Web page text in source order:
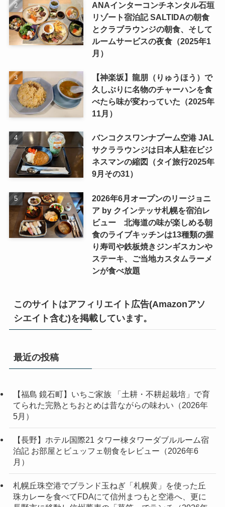
ANAインターコンチネンタル石垣
リゾート宿泊記 SALTIDAの朝食
とクラブラウンジの朝食、そして
ルームサービスの夜食（2025年1
月）
【神楽坂】龍朋（りゅうほう）で
久しぶりに名物のチャーハンを食
べたら味が変わっていた（2025年
11月）
バンコクスワンナプーム空港 JAL
サクララウンジは日本人駐在ビジ
ネスマンの縮図（タイ旅行2025年
9月その31）
2026年6月オープンのリージョニ
ア by クインテッサ札幌を宿泊レ
ビュー 北海道の味が楽しめる朝
食のライブキッチンは13種類の握
り寿司や鉄板焼きジンギスカンや
ステーキ、ご当地カスタムラーメ
ンが食べ放題
このサイトはアフィリエイト広告(Amazonアソ
シエイト含む)を掲載しています。
最近の投稿
【福島 鏡石町】いちご家族 「土耕・不耕起栽培」で育
てられた完熟とちおとめは昔ながらの味わい（2026年
5月）
【長野】ホテル国際21 タワー棟タワーダブルルーム宿
泊記 お部屋とビュッフェ朝食をレビュー（2026年6
月）
札幌丘珠空港でブランド玉ねぎ「札幌黄」を使った丘
珠カレーを食べてFDAにて信州まつもと空港へ、更に